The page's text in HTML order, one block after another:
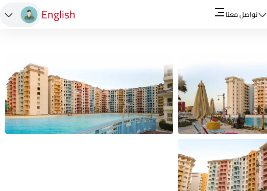
تواصل معنا English